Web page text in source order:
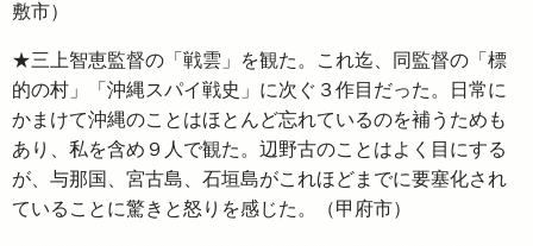
敷市）
★三上智恵監督の「戦雲」を観た。これ迄、同監督の「標
的の村」「沖縄スパイ戦史」に次ぐ３作目だった。日常に
かまけて沖縄のことはほとんど忘れているのを補うためも
あり、私を含め９人で観た。辺野古のことはよく目にする
が、与那国、宮古島、石垣島がこれほどまでに要塞化され
ていることに驚きと怒りを感じた。（甲府市）